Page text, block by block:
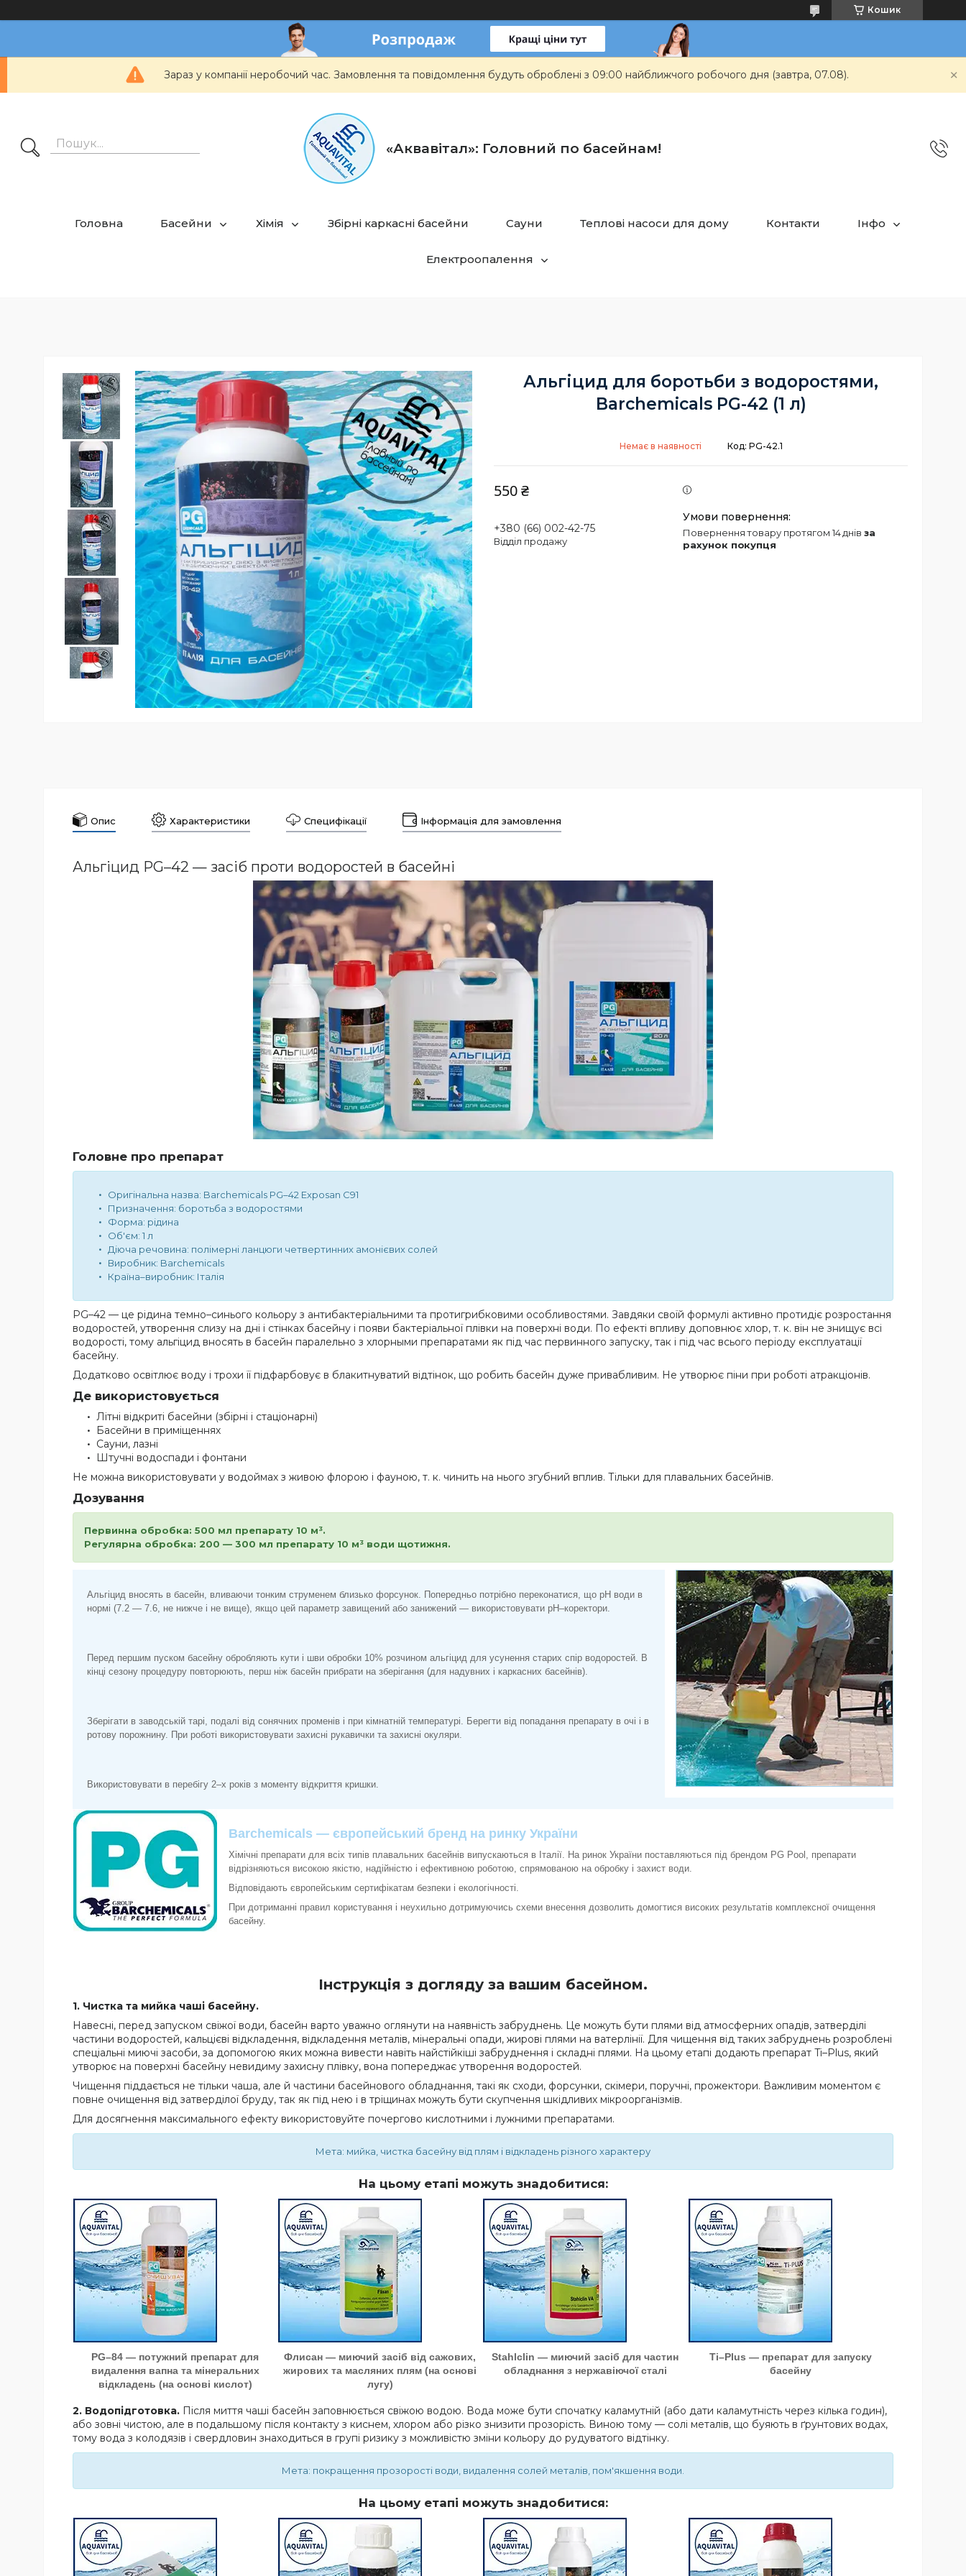
Кошик
Зараз у компанії неробочий час. Замовлення та повідомлення будуть оброблені з 09:00 найближчого робочого дня (завтра, 07.08).
«Аквавітал»: Головний по басейнам!
Головна Басейни Хімія Збірні каркасні басейни Сауни Теплові насоси для дому Контакти Інфо
Електроопалення
Альгіцид для боротьби з водоростями,
Barchemicals PG-42 (1 л)
Немає в наявності Код: PG-42.1
550 ₴
+380 (66) 002-42-75
Відділ продажу
повернення товару протягом 14 днів за
рахунок покупця
Опис Характеристики Специфікації Інформація для замовлення
Альгіцид PG–42 — засіб проти водоростей в басейні
Головне про препарат
Оригінальна назва: Barchemicals PG–42 Exposan C91
Призначення: боротьба з водоростями
Форма: рідина
Об'єм: 1 л
Діюча речовина: полімерні ланцюги четвертинних амонієвих солей
Виробник: Barchemicals
Країна–виробник: Італія
PG–42 — це рідина темно–синього кольору з антибактеріальними та протигрибковими особливостями. Завдяки своїй формулі активно протидіє розростання
водоростей, утворення слизу на дні і стінках басейну і появи бактеріальної плівки на поверхні води. По ефекті впливу доповнює хлор, т. к. він не знищує всі
водорості, тому альгіцид вносять в басейн паралельно з хлорными препаратами як під час первинного запуску, так і під час всього періоду експлуатації
басейну.
Додатково освітлює воду і трохи її підфарбовує в блакитнуватий відтінок, що робить басейн дуже привабливим. Не утворює піни при роботі атракціонів.
Де використовується
Літні відкриті басейни (збірні і стаціонарні)
Басейни в приміщеннях
Сауни, лазні
Штучні водоспади і фонтани
Не можна використовувати у водоймах з живою флорою і фауною, т. к. чинить на нього згубний вплив. Тільки для плавальних басейнів.
Дозування
Первинна обробка: 500 мл препарату 10 м³.
Регулярна обробка: 200 — 300 мл препарату 10 м³ води щотижня.
Альгіцид вносять в басейн, вливаючи тонким струменем близько форсунок. Попередньо потрібно переконатися, що pH води в
нормі (7.2 — 7.6, не нижче і не вище), якщо цей параметр завищений або занижений — використовувати pH–коректори.
Перед першим пуском басейну обробляють кути і шви обробки 10% розчином альгіцид для усунення старих спір водоростей. В
кінці сезону процедуру повторюють, перш ніж басейн прибрати на зберігання (для надувних і каркасних басейнів).
Зберігати в заводській тарі, подалі від сонячних променів і при кімнатній температурі. Берегти від попадання препарату в очі і в
ротову порожнину. При роботі використовувати захисні рукавички та захисні окуляри.
Використовувати в перебігу 2–х років з моменту відкриття кришки.
Barchemicals — європейський бренд на ринку України
Хімічні препарати для всіх типів плавальних басейнів випускаються в Італії. На ринок України поставляються під брендом PG Pool, препарати
відрізняються високою якістю, надійністю і ефективною роботою, спрямованою на обробку і захист води.
Відповідають європейським сертифікатам безпеки і екологічності.
При дотриманні правил користування і неухильно дотримуючись схеми внесення дозволить домогтися високих результатів комплексної очищення
басейну.
Інструкція з догляду за вашим басейном.
1. Чистка та мийка чаші басейну.
Навесні, перед запуском свіжої води, басейн варто уважно оглянути на наявність забруднень. Це можуть бути плями від атмосферних опадів, затверділі
частини водоростей, кальцієві відкладення, відкладення металів, мінеральні опади, жирові плями на ватерлінії. Для чищення від таких забруднень розроблені
спеціальні миючі засоби, за допомогою яких можна вивести навіть найстійкіші забруднення і складні плями. На цьому етапі додають препарат Ti–Plus, який
утворює на поверхні басейну невидиму захисну плівку, вона попереджає утворення водоростей.
Чищення піддається не тільки чаша, але й частини басейнового обладнання, такі як сходи, форсунки, скімери, поручні, прожектори. Важливим моментом є
повне очищення від затверділої бруду, так як під нею і в тріщинах можуть бути скупчення шкідливих мікроорганізмів.
Для досягнення максимального ефекту використовуйте почергово кислотними і лужними препаратами.
Мета: мийка, чистка басейну від плям і відкладень різного характеру
На цьому етапі можуть знадобитися:
PG–84 — потужний препарат для
видалення вапна та мінеральних
відкладень (на основі кислот)
Флисан — миючий засіб від сажових,
жирових та масляних плям (на основі
лугу)
Stahlclin — миючий засіб для частин
обладнання з нержавіючої сталі
Ti–Plus — препарат для запуску
басейну
2. Водопідготовка. Після миття чаші басейн заповнюється свіжою водою. Вода може бути спочатку каламутній (або дати каламутність через кілька годин),
або зовні чистою, але в подальшому після контакту з киснем, хлором або різко знизити прозорість. Виною тому — солі металів, що буяють в ґрунтових водах,
тому вода з колодязів і свердловин знаходиться в групі ризику з можливістю зміни кольору до рудуватого відтінку.
Мета: покращення прозорості води, видалення солей металів, пом'якшення води.
На цьому етапі можуть знадобитися: